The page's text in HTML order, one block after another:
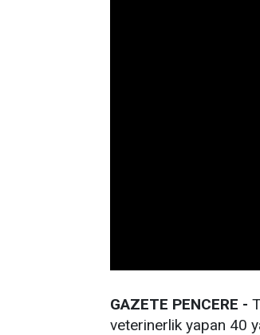
GAZETE PENCERE -
veterinerlik yapan 40